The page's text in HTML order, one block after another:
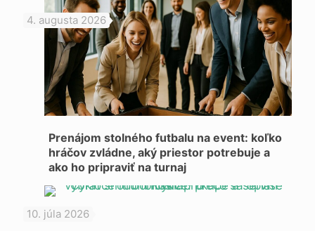
4. augusta 2026
Prenájom stolného futbalu na event: koľko
hráčov zvládne, aký priestor potrebuje a
ako ho pripraviť na turnaj
10. júla 2026